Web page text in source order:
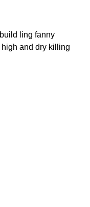
build ling fanny
high and dry killing